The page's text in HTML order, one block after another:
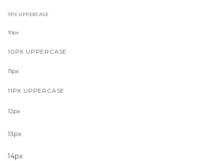
9PX UPPERCASE
10px
10PX UPPERCASE
11px
11PX UPPERCASE
12px
13px
14px